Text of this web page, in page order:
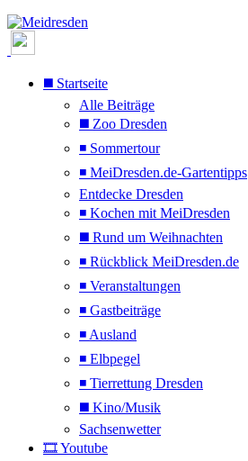
◼️ Startseite
Alle Beiträge
◼️ Zoo Dresden
◾ Sommertour
◾ MeiDresden.de-Gartentipps
Entdecke Dresden
◾ Kochen mit MeiDresden
◼️ Rund um Weihnachten
◾ Rückblick MeiDresden.de
◾ Veranstaltungen
◾ Gastbeiträge
◾ Ausland
◾ Elbpegel
◾ Tierrettung Dresden
◼️ Kino/Musik
Sachsenwetter
🎞️ Youtube